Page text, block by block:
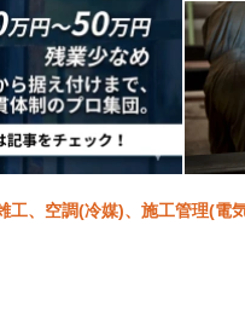
、空調(冷媒)、施工管理(電